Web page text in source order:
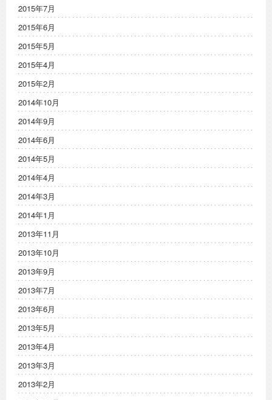
2015年7月
2015年6月
2015年5月
2015年4月
2015年2月
2014年10月
2014年9月
2014年6月
2014年5月
2014年4月
2014年3月
2014年1月
2013年11月
2013年10月
2013年9月
2013年7月
2013年6月
2013年5月
2013年4月
2013年3月
2013年2月